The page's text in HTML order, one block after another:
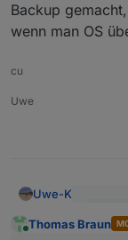
Backup
wenn man OS
cu
Uwe
Uwe-K
@
Thomas Braun